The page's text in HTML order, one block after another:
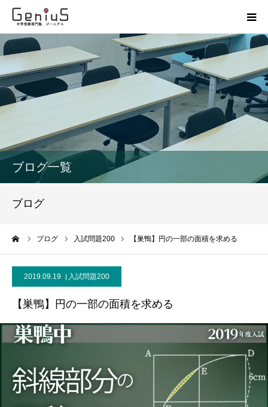
ブログ一覧
ブログ
ブログ 入試問題200 【巣鴨】円の一部の面積を求める
2019.09.19 入試問題200
【巣鴨】円の一部の面積を求める
授業
志望校別特訓
模試
お問い合わせ